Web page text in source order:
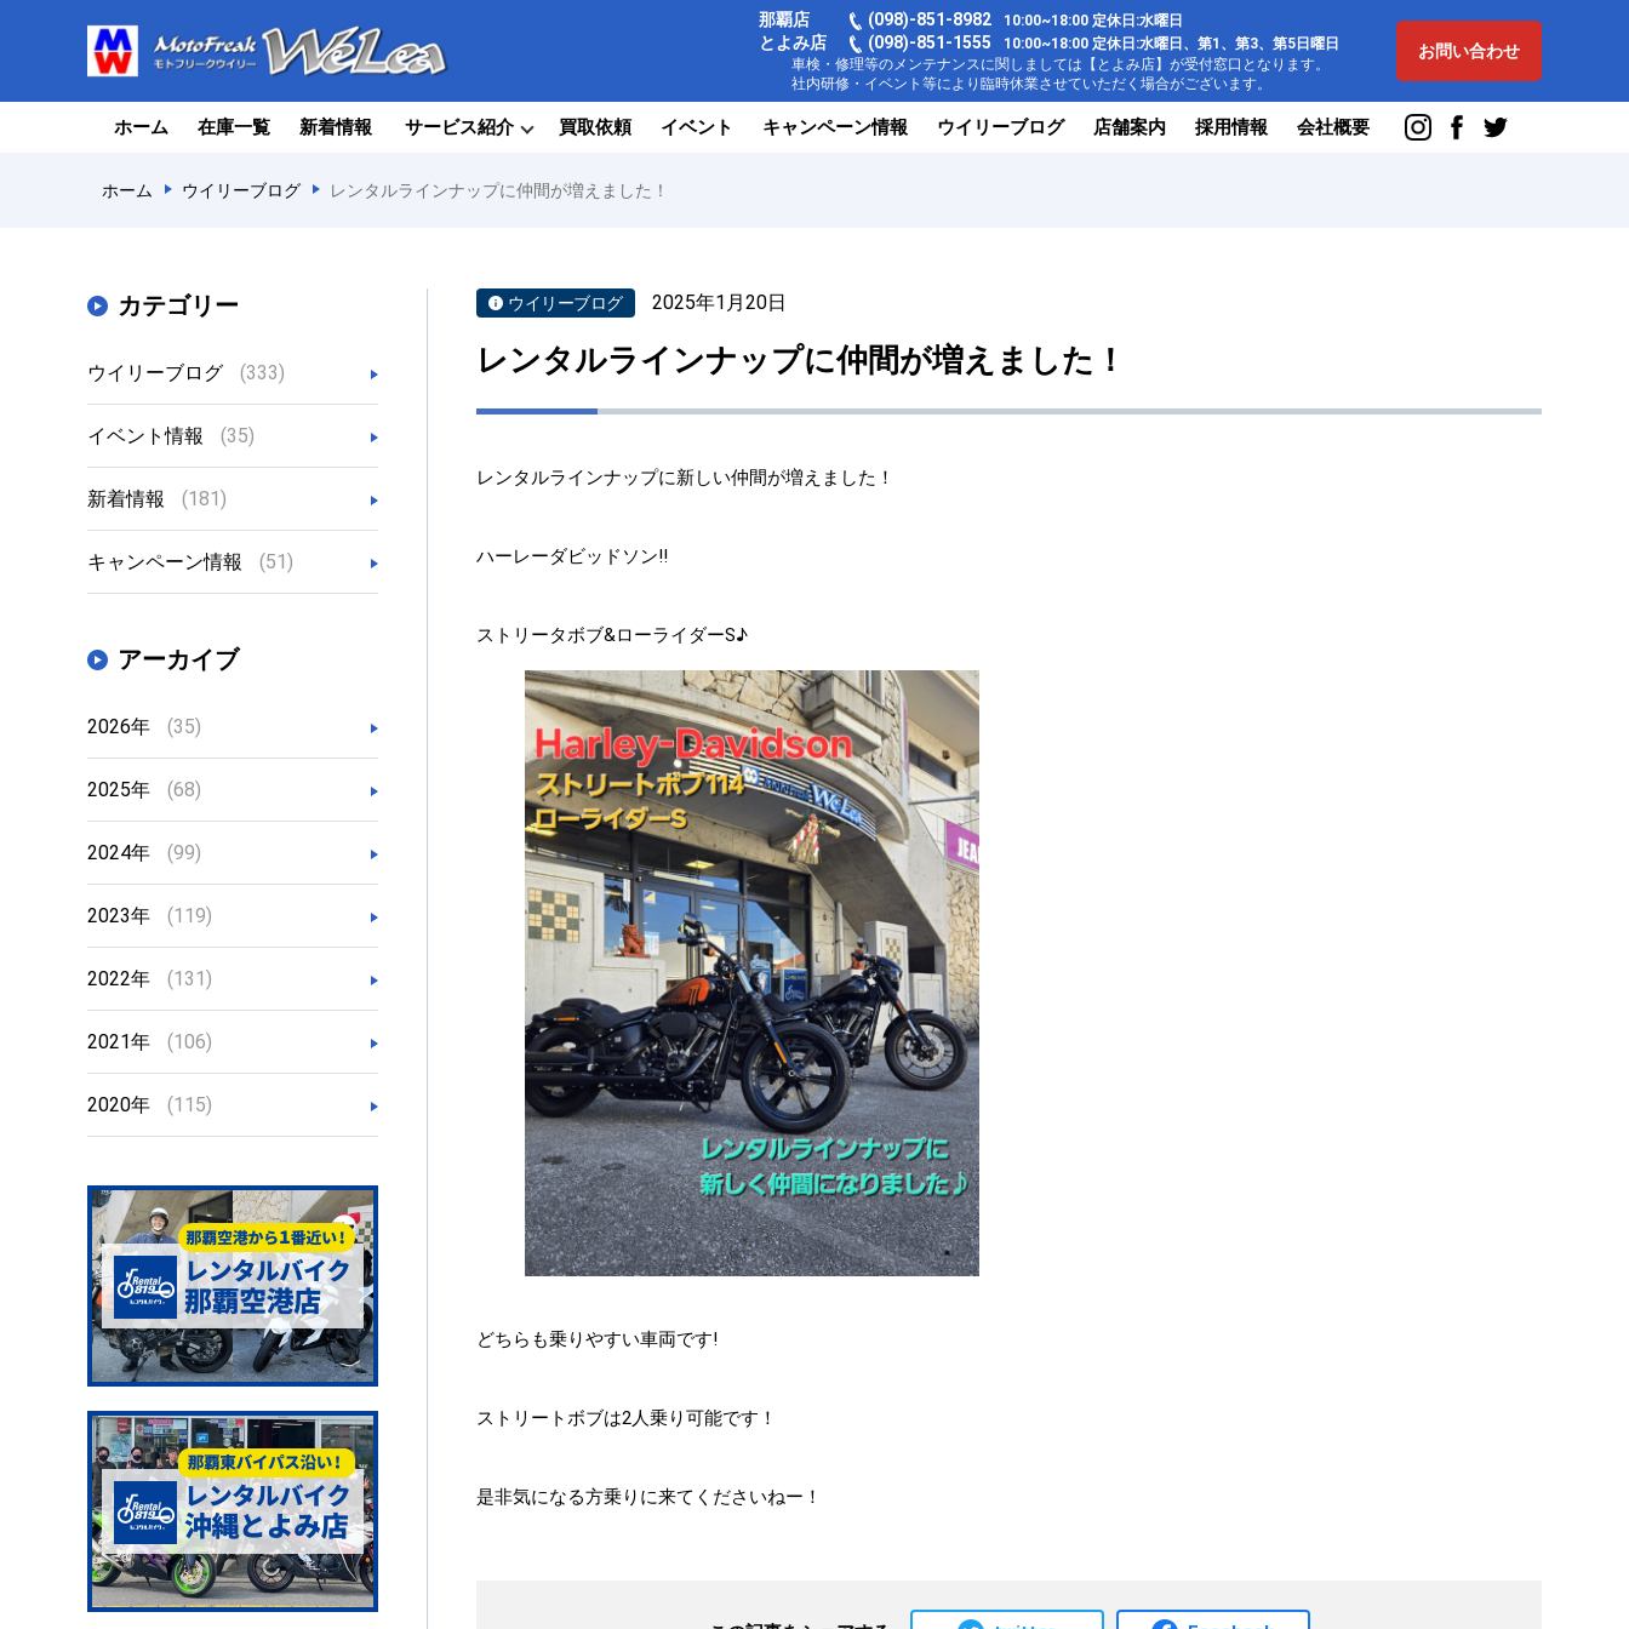
那覇店 (098)-851-8982 10:00~18:00 定休日:水曜日
とよみ店 (098)-851-1555
10:00~18:00 定休日:水曜日、第1、第3、第5日曜日
車検・修理等のメンテナンスに関しましては【とよみ店】が受付窓口となります。
社内研修・イベント等により臨時休業させていただく場合がございます。
お問い合わせ
ホーム 在庫一覧 新着情報 サービス紹介 買取依頼 イベント キャンペーン情報 ウイリーブログ 店舗案内 採用情報 会社概要
ホーム ウイリーブログ レンタルラインナップに仲間が増えました！
カテゴリー
ウイリーブログ (333)
イベント情報 (35)
新着情報 (181)
キャンペーン情報 (51)
アーカイブ
2026年 (35)
2025年 (68)
2024年 (99)
2023年 (119)
2022年 (131)
2021年 (106)
2020年 (115)
ウイリーブログ 2025年1月20日
レンタルラインナップに仲間が増えました！
レンタルラインナップに新しい仲間が増えました！
ハーレーダビッドソン!!
ストリータボブ&ローライダーS♪
どちらも乗りやすい車両です!
ストリートボブは2人乗り可能です！
是非気になる方乗りに来てくださいねー！